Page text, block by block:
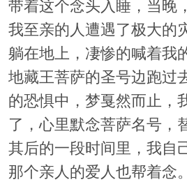
带着这个念头入睡，当晚
我至亲的人遭遇了极大的
躺在地上，凄惨的喊着我
地藏王菩萨的圣号边跑
的恐惧中，梦戛然而止，
了，心里默念菩萨名号，
其后的一段时间里，我自
那个亲人的爱人也帮着念